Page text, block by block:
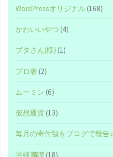
WordPressオリジナル(168)
かわいいやつ (4)
ブタさん(様) (1)
プロ奢 (2)
ムーミン (6)
仮想通貨(13)
毎月の寄付額をブログで報告♪
沖縄満喫 (18)